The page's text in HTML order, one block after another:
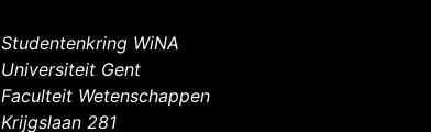
Studentenkring WiNA
Universiteit Gent
Faculteit Wetenschappen
Krijgslaan 281